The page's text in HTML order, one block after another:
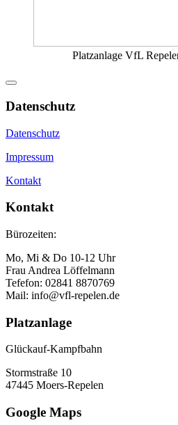
Platzanlage VfL
Datenschutz
Datenschutz
Impressum
Kontakt
Kontakt
Bürozeiten:
Mo, Mi & Do 10-12 Uhr
Frau Andrea Löffelmann
Tefefon: 02841 8870769
Mail: info@vfl-repelen.de
Platzanlage
Glückauf-Kampfbahn
Stormstraße 10
47445 Moers-Repelen
Google Maps